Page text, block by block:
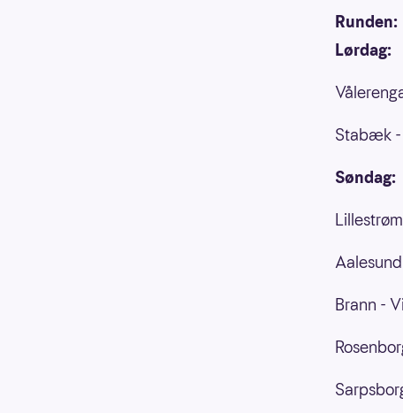
Runden:
Lørdag:
Stabæk -
Søndag:
Brann -